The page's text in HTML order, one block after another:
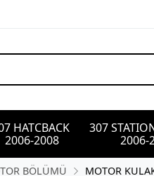
HATCBACK
2006-2008
307
2006-
BÖLÜMÜ MOTOR